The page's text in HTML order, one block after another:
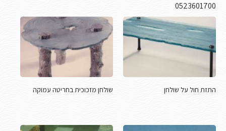
0523601700
התזת חול על שולחן שולחן מזכוכית בחריטה עמוקה